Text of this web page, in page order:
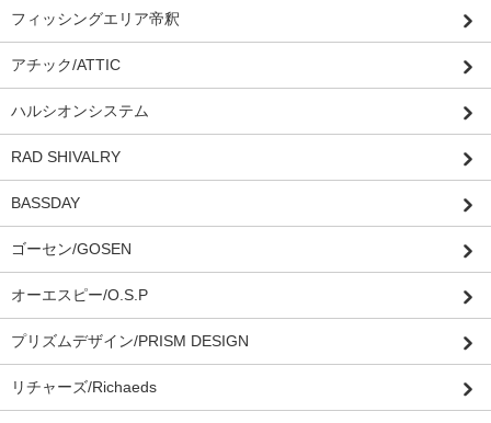
フィッシングエリア帝釈
アチック/ATTIC
ハルシオンシステム
RAD SHIVALRY
BASSDAY
ゴーセン/GOSEN
オーエスピー/O.S.P
プリズムデザイン/PRISM DESIGN
リチャーズ/Richaeds